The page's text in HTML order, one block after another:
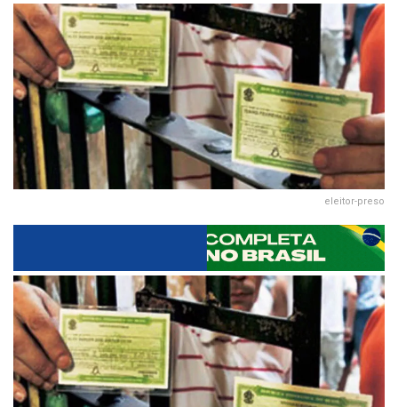
eleitor-preso